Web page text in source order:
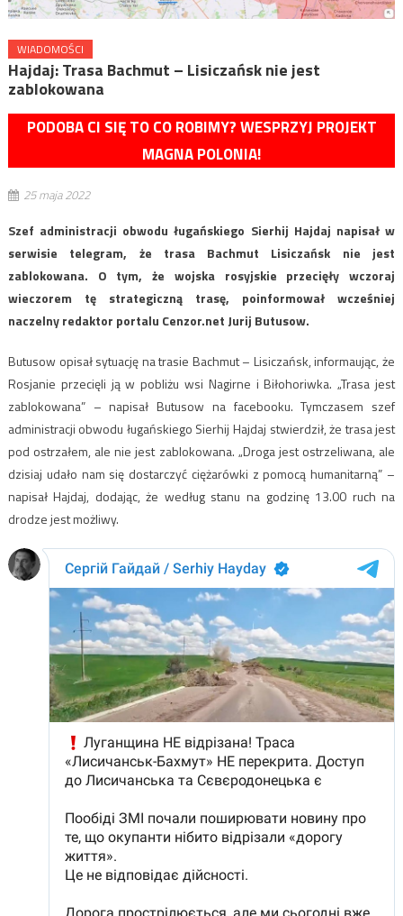
WIADOMOŚCI
Hajdaj: Trasa Bachmut – Lisiczańsk nie jest
zablokowana
PODOBA CI SIĘ TO CO ROBIMY? WESPRZYJ PROJEKT
MAGNA POLONIA!
25 maja 2022
Szef administracji obwodu ługańskiego Sierhij Hajdaj napisał w
serwisie telegram, że trasa Bachmut Lisiczańsk nie jest
zablokowana. O tym, że wojska rosyjskie przecięły wczoraj
wieczorem tę strategiczną trasę, poinformował wcześniej
naczelny redaktor portalu Cenzor.net Jurij Butusow.
Butusow opisał sytuację na trasie Bachmut – Lisiczańsk, informaując, że
Rosjanie przecięli ją w pobliżu wsi Nagirne i Biłohoriwka. „Trasa jest
zablokowana” – napisał Butusow na facebooku. Tymczasem szef
administracji obwodu ługańskiego Sierhij Hajdaj stwierdził, że trasa jest
pod ostrzałem, ale nie jest zablokowana. „Droga jest ostrzeliwana, ale
dzisiaj udało nam się dostarczyć ciężarówki z pomocą humanitarną” –
napisał Hajdaj, dodając, że według stanu na godzinę 13.00 ruch na
drodze jest możliwy.